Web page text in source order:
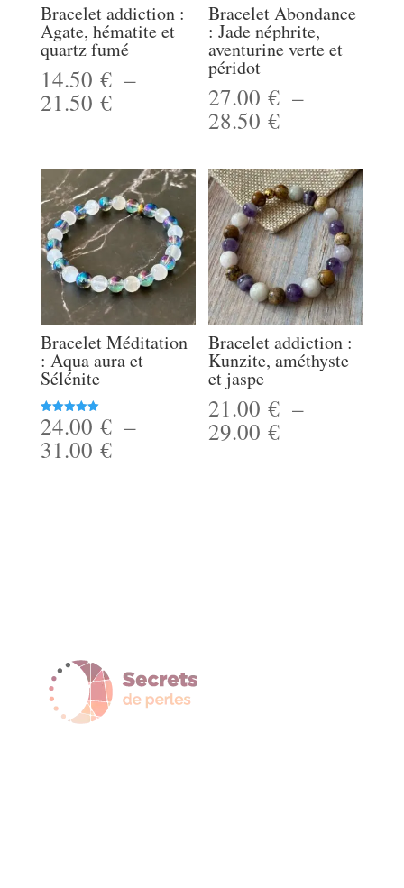
Bracelet addiction :
Agate, hématite et
quartz fumé
14.50 € –
21.50 €Plage
14.50 €
à
21.50 €
Bracelet Abondance
: Jade néphrite,
aventurine verte et
péridot
27.00€ –
28.50€Plage
prix :
27.00 €
à
28.50 €
Bracelet Méditation
: Aqua aura et
Sélénite
Note
5.00
sur 5
24.00 € –
31.00 €Plage
Bracelet addiction :
Kunzite, améthyste
et jaspe
21.00€ –
29.00€Plage